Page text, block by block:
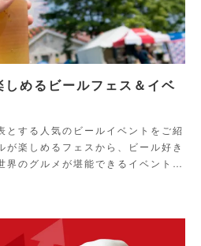
しめるビールフェス＆イベ
とする人気のビールイベントをご紹
が楽しめるフェスから、ビール好き
界のグルメが堪能できるイベントま